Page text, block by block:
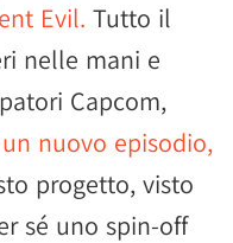
Evil. Tutto il
nelle mani e
Capcom,
nuovo episodio,
progetto, visto
sé uno spin-off